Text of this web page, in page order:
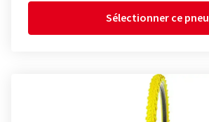
Sélectionner ce pneu